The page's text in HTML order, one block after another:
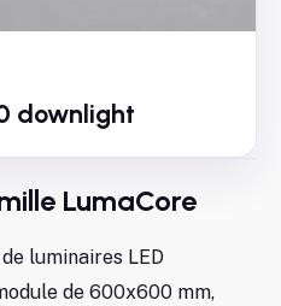
downlight
LumaCore
luminaires LED
de 600x600 mm,